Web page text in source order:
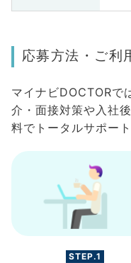
応募方法・ご利
マイナビDOCTORで
介・面接対策や入社
料でトータルサポート
STEP.1